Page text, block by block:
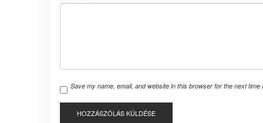
Save my name, email, and website in this browser for the next time